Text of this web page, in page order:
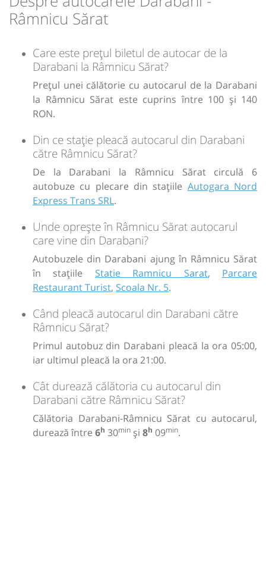
Râmnicu Sărat
Care este prețul biletul de autocar de la
Darabani la Râmnicu Sărat?
Prețul unei călătorie cu autocarul de la Darabani
la Râmnicu Sărat este cuprins între 100 și 140
RON.
Din ce stație pleacă autocarul din Darabani
către Râmnicu Sărat?
De la Darabani la Râmnicu Sărat circulă 6
autobuze cu plecare din stațiile Autogara Nord
Express Trans SRL.
Unde oprește în Râmnicu Sărat autocarul
care vine din Darabani?
Autobuzele din Darabani ajung în Râmnicu Sărat
în stațiile Statie Ramnicu Sarat, Parcare
Restaurant Turist, Scoala Nr. 5.
Când pleacă autocarul din Darabani către
Râmnicu Sărat?
Primul autobuz din Darabani pleacă la ora 05:00,
iar ultimul pleacă la ora 21:00.
Cât durează călătoria cu autocarul din
Darabani către Râmnicu Sărat?
Călătoria Darabani-Râmnicu Sărat cu autocarul,
durează între 6h 30min și 8h 09min.